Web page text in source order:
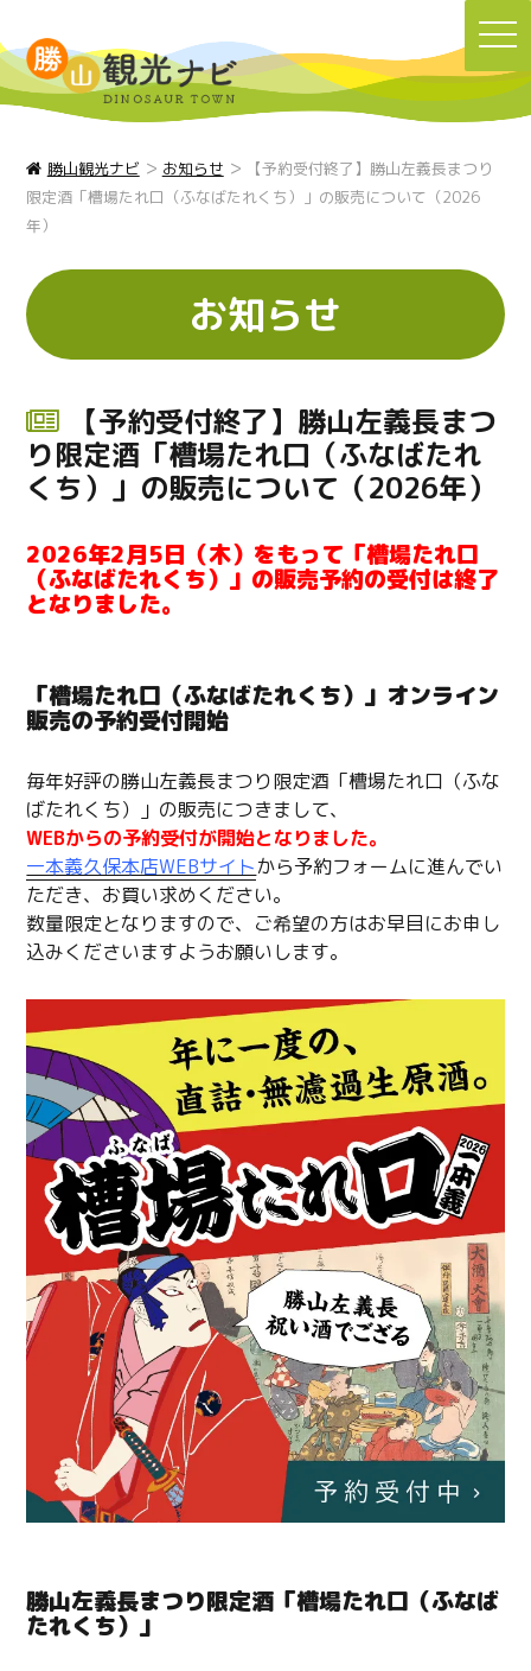
勝山観光ナビ > お知らせ >
【予約受付終了】勝山左義長まつり
限定酒「槽場たれ口（ふなばたれくち）」の販売について（2026
年）
お知らせ
【予約受付終了】勝山左義長まつ
り限定酒「槽場たれ口（ふなばたれ
くち）」の販売について（2026年）
2026年2月5日（木）をもって「槽場たれ口
（ふなばたれくち）」の販売予約の受付は終了
となりました。
「槽場たれ口（ふなばたれくち）」オンライン
販売の予約受付開始
毎年好評の勝山左義長まつり限定酒「槽場たれ口（ふな
ばたれくち）」の販売につきまして、
WEBからの予約受付が開始となりました。
一本義久保本店WEBサイトから予約フォームに進んでい
ただき、お買い求めください。
数量限定となりますので、ご希望の方はお早目にお申し
込みくださいますようお願いします。
勝山左義長まつり限定酒「槽場たれ口（ふなば
たれくち）」